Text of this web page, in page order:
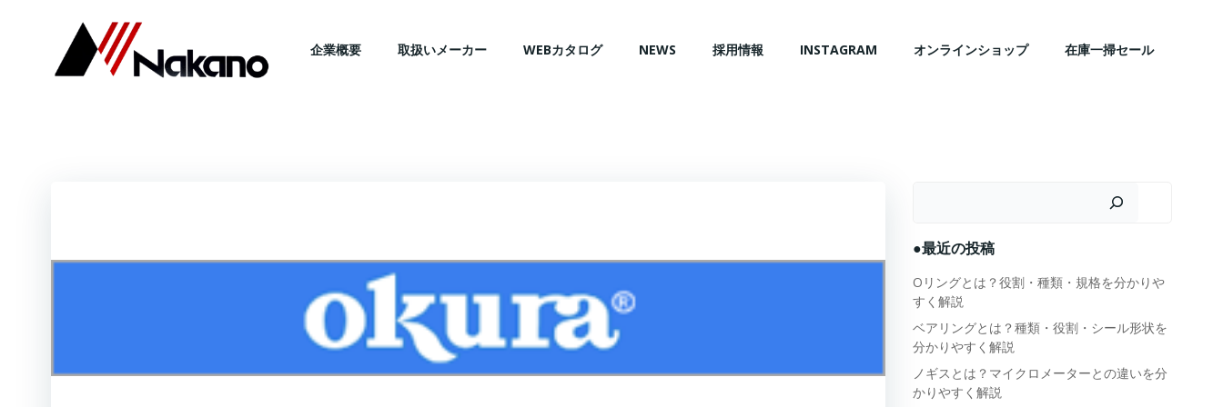
企業概要 取扱いメーカー WEBカタログ NEWS 採用情報 INSTAGRAM オンラインショップ 在庫一掃セール
●最近の投稿
Oリングとは？役割・種類・規格を分かりや
すく解説
ベアリングとは？種類・役割・シール形状を
分かりやすく解説
ノギスとは？マイクロメーターとの違いを分
かりやすく解説